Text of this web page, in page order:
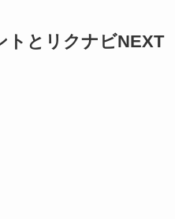
トとリクナビNEXT